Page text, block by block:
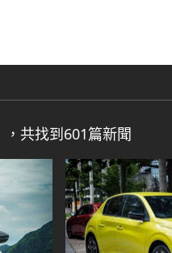
，共找到601篇新聞